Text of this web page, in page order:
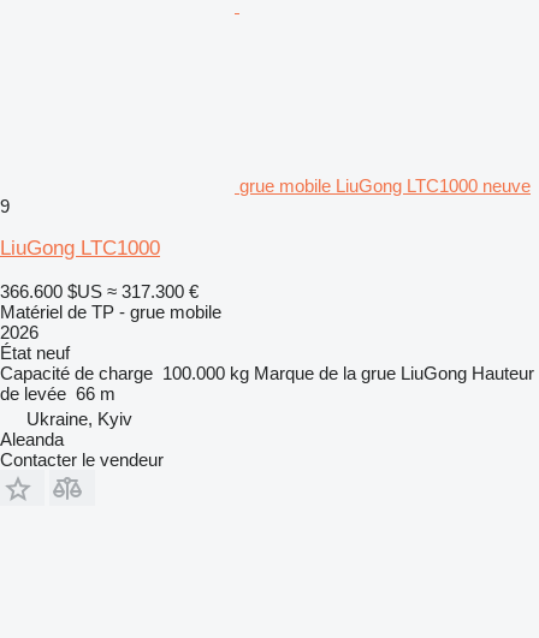
grue mobile LiuGong LTC1000 neuve
9
LiuGong LTC1000
366.600 $US ≈ 317.300 €
Matériel de TP - grue mobile
2026
État neuf
Capacité de charge 100.000 kg Marque de la grue LiuGong Hauteur
de levée 66 m
Ukraine, Kyiv
Aleanda
Contacter le vendeur